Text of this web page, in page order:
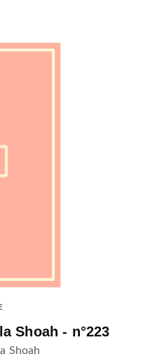
Shoah - n°223
Shoah